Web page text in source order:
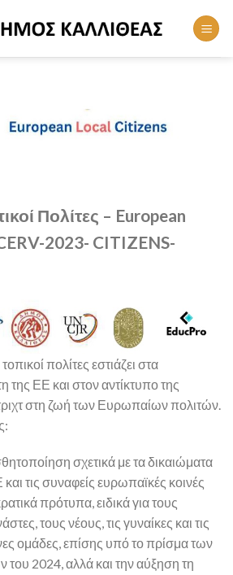
Πολίτες – European
2023- CITIZENS-
πολίτες εστιάζει στα
της ΕΕ και στον αντίκτυπο της
στη ζωή των Ευρωπαίων πολιτών.
σχετικά με τα δικαιώματα
και τις συναφείς ευρωπαϊκές κοινές
πρότυπα, ειδικά για τους
τους νέους, τις γυναίκες και τις
ομάδες, επίσης υπό το πρίσμα των
2024, αλλά και την αύξηση τη